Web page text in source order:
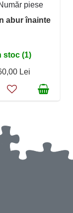
piese
abur înainte
stoc (1)
Lei